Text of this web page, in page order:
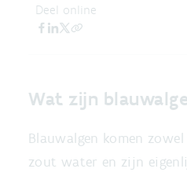
Deel online
Wat zijn
Blauwalgen komen
zout water en zijn